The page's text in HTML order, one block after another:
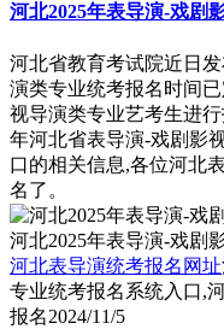
河北2025年表导演-戏剧
河北省教育考试院近日
演类专业统考报名时间
视导演类专业艺考生进
年河北省表导演-戏剧影
口的相关信息,各位河北
名了。
河北表导演统考报名网址
专业统考报名系统入口,
报名2024/11/5